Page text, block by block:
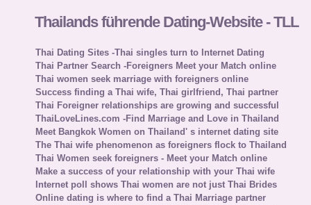
Thailands führende Dating-Website - TLL
Thai Dating Sites -Thai singles turn to Internet Dating
Thai Partner Search -Foreigners Meet your Match online
Thai women seek marriage with foreigners online
Success finding a Thai wife, Thai girlfriend, Thai partner
Thai Foreigner relationships are growing and successful
ThaiLoveLines.com -Find Marriage and Love in Thailand
Meet Bangkok Women on Thailand' s internet dating site
The Thai wife phenomenon as foreigners flock to Thailand
Thai Women seek foreigners - Meet your Match online
Make a success of your relationship with your Thai wife
Internet poll shows Thai women are not just Thai Brides
Online dating is where to find a Thai Marriage partner